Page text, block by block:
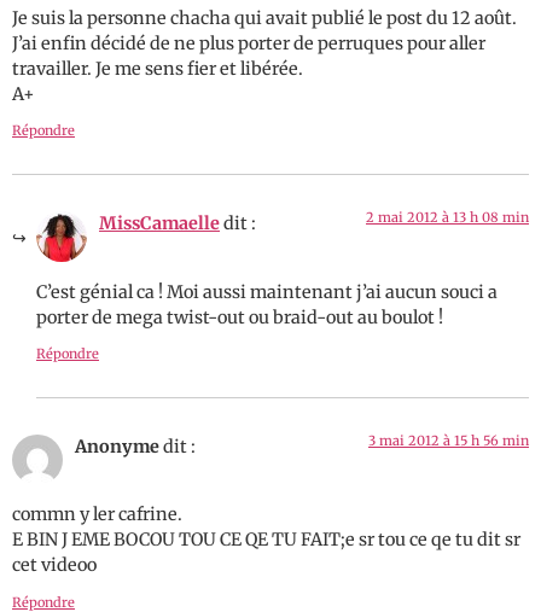
Je suis la personne chacha qui avait publié le post du 12 août.
J’ai enfin décidé de ne plus porter de perruques pour aller
travailler. Je me sens fier et libérée.
A+
Répondre
MissCamaelledit : 2 mai 2012 à 13 h 08 min
C’est génial ca ! Moi aussi maintenant j’ai aucun souci a
porter de mega twist-out ou braid-out au boulot !
Répondre
Anonymedit : 3 mai 2012 à 15 h 56 min
commn y ler cafrine.
E BIN J EME BOCOU TOU CE QE TU FAIT;e sr tou ce qe tu dit sr
cet videoo
Répondre